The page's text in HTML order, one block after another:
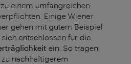
einem umfangreichen
Einige Wiener
gehen mit gutem Beispiel
entschlossen für die
ein. So tragen
nachhaltigerem